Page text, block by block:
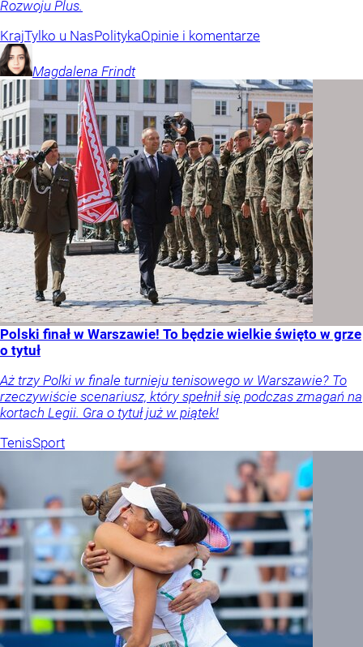
Rozwoju Plus.
KrajTylko u NasPolitykaOpinie i komentarze
Magdalena Frindt
Polski finał w Warszawie! To będzie wielkie święto w grze
o tytuł
Aż trzy Polki w finale turnieju tenisowego w Warszawie? To
rzeczywiście scenariusz, który spełnił się podczas zmagań na
kortach Legii. Gra o tytuł już w piątek!
TenisSport